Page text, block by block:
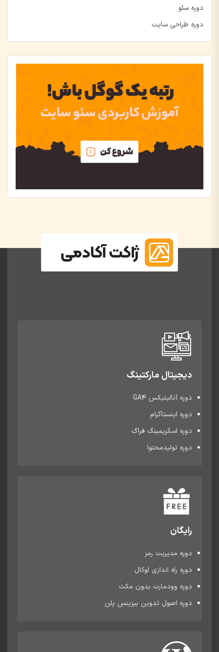
دوره سئو
دوره طراحی سایت
دیجیتال مارکتینگ
دوره آنالیتیکس GA4
دوره اینستاگرام
دوره اسکریمینگ فراگ
دوره تولیدمحتوا
رایگان
دوره مدیریت رمز
دوره راه اندازی لوکال
دوره وودمارت بدون مکث
دوره اصول تدوین بیزینس پلن